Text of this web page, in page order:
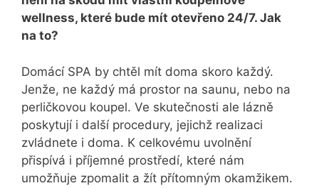
wellness, které bude mít otevřeno 24/7. Jak
na to?
Domácí SPA by chtěl mít doma skoro každý.
Jenže, ne každý má prostor na saunu, nebo na
perličkovou koupel. Ve skutečnosti ale lázně
poskytují i další procedury, jejichž realizaci
zvládnete i doma. K celkovému uvolnění
přispívá i příjemné prostředí, které nám
umožňuje zpomalit a žít přítomným okamžikem.